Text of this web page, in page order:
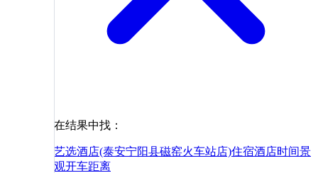
在结果中找：
艺选酒店(泰安宁阳县磁窑火车站店)住宿酒店时间景
观开车距离